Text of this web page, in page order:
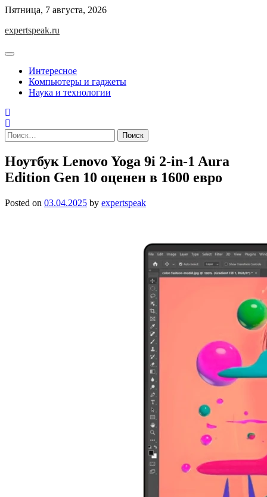
Skip
content
Пятница, 7 августа, 2026
expertspeak.ru
Интересное
Компьютеры и гаджеты
Наука и технологии
Найти:
Ноутбук Lenovo Yoga 9i 2-in-1 Aura
Edition Gen 10 оценен в 1600 евро
Posted on 03.04.2025 by expertspeak